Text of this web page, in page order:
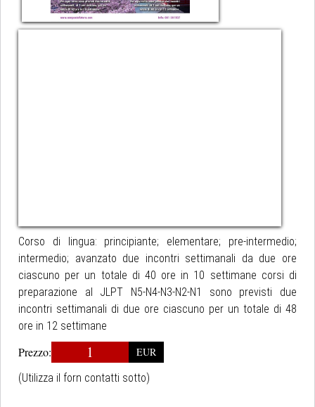
Corso di lingua: principiante; elementare; pre-intermedio;
intermedio; avanzato due incontri settimanali da due ore
ciascuno per un totale di 40 ore in 10 settimane corsi di
preparazione al JLPT N5-N4-N3-N2-N1 sono previsti due
incontri settimanali di due ore ciascuno per un totale di 48
ore in 12 settimane
Prezzo: 1
EUR
(Utilizza il forn contatti sotto)